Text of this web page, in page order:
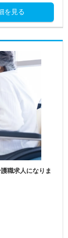
を見る
職求人になりま